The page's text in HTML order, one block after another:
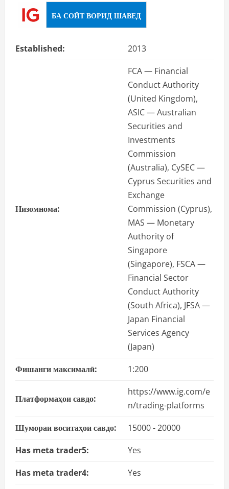
БА СОЙТ ВОРИД ШАВЕД
Established: 2013
Низомнома:
FCA — Financial
Conduct Authority
(United Kingdom),
ASIC — Australian
Securities and
Investments
Commission
(Australia), CySEC —
Cyprus Securities and
Exchange
Commission (Cyprus),
MAS — Monetary
Authority of
Singapore
(Singapore), FSCA —
Financial Sector
Conduct Authority
(South Africa), JFSA —
Japan Financial
Services Agency
(Japan)
Фишанги максималӣ:
1:200
Платформаҳои савдо:
https://www.ig.com/e
n/trading-platforms
Шумораи воситаҳои савдо:
15000 - 20000
Has meta trader5:
Yes
Has meta trader4:
Yes